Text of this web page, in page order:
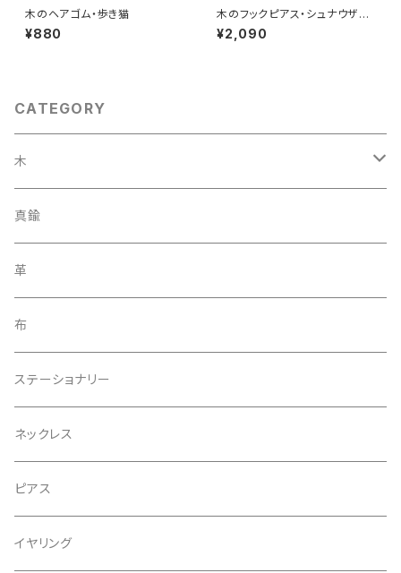
木のヘアゴム・歩き猫
¥880
木のフックピアス・シュナウザ
ー・ソルト & ペッパー
¥2,090
CATEGORY
木
ストラップ
ブローチ
アクセサリー
ヘアゴム
真鍮
革
布
ステーショナリー
ネックレス
ピアス
イヤリング